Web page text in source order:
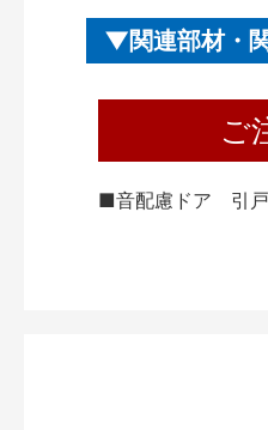
関連部材・
ご
■音配慮ドア 引戸